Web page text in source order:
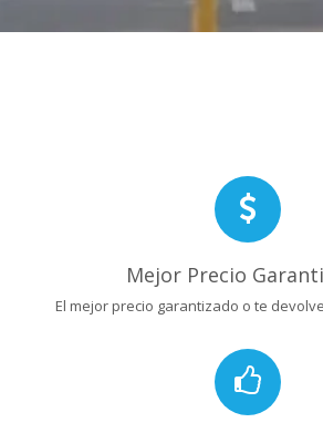
Mejor Precio
El mejor precio garantizado o te